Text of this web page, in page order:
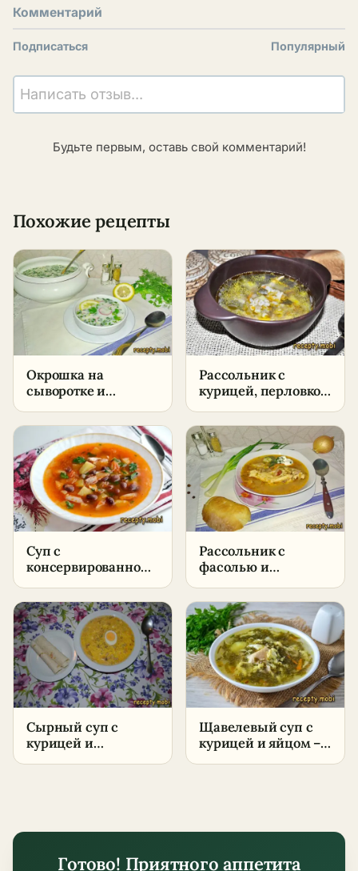
Комментарий
Подписаться Популярный
Написать отзыв...
Будьте первым, оставь свой комментарий!
Похожие рецепты
Окрошка на
сыворотке и
пошаговый рецепт
в домашних
условиях
Рассольник с
курицей, перловкой
огурцами –
пошаговый рецепт
в домашних
условиях
Суп с
консервированной
пошаговый рецепт
в домашних
условиях
Рассольник с
фасолью и
огурцами –
пошаговый рецепт
в домашних
условиях
Сырный суп с
курицей и
Щавелевый суп с
курицей и яйцом –
Готово! Приятного аппетита